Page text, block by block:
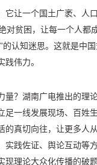
让一个国土广袤、人
对贫困，让每一个人都
的认知迷思。这就是
伟力。
量？湖南广电推出的理
足一线发展现场、百姓
真切向往，让更多人
实践佐证、舆论互动等
理论大众化传播的破题